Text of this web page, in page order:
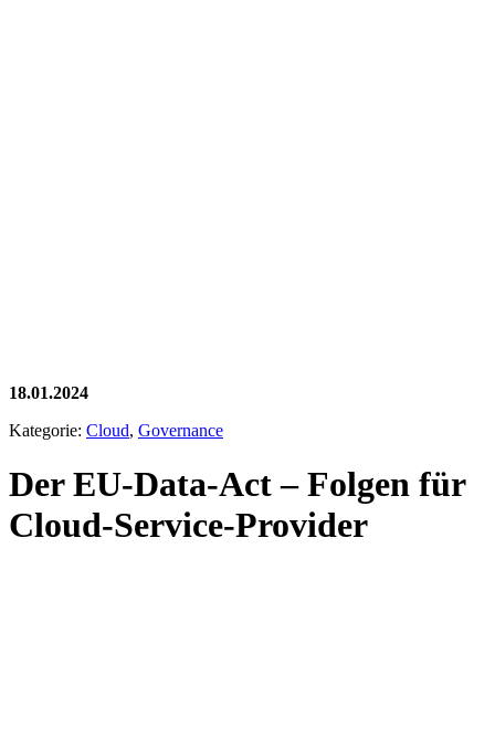
18.01.2024
Kategorie: Cloud, Governance
Der EU-Data-Act – Folgen für
Cloud-Service-Provider